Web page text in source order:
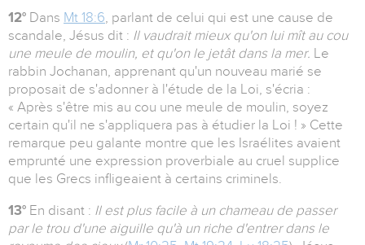
12° Dans Mt 18:6, parlant de celui qui est une cause de
scandale, Jésus dit : Il vaudrait mieux qu'on lui mît au cou
une meule de moulin, et qu'on le jetât dans la mer. Le
rabbin Jochanan, apprenant qu'un nouveau marié se
proposait de s'adonner à l'étude de la Loi, s'écria :
« Après s'être mis au cou une meule de moulin, soyez
certain qu'il ne s'appliquera pas à étudier la Loi ! » Cette
remarque peu galante montre que les Israélites avaient
emprunté une expression proverbiale au cruel supplice
que les Grecs infligeaient à certains criminels.
13° En disant : Il est plus facile à un chameau de passer
par le trou d'une aiguille qu'à un riche d'entrer dans le